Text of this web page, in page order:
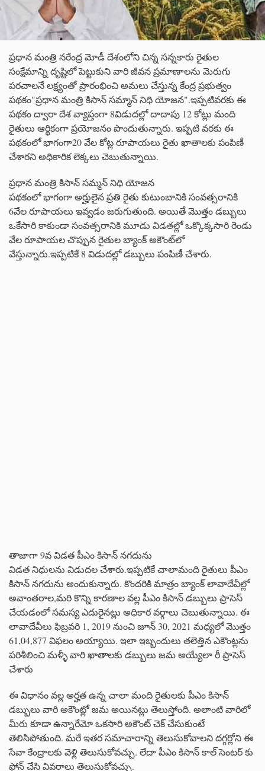
ప్రధాన మంత్రి నరేంద్ర మోడీ దేశంలోని చిన్న సన్నకారు రైతుల
సంక్షేమాన్ని దృష్టిలో పెట్టుకుని వారి జీవన ప్రమాణాలను మెరుగు
పరచాలనే లక్ష్యంతో ప్రారంభించి అమలు చేస్తున్న కేంద్ర ప్రభుత్వం
పథకం"ప్రధాన మంత్రి కిసాన్ సమ్మాన్ నిధి యోజన".ఇప్పటివరకు ఈ
పథకం ద్వారా దేశ వ్యాప్తంగా 8విడుదల్లో దాదాపు 12 కోట్లు మంది
రైతులు ఆర్థికంగా ప్రయోజనం పొందుతున్నారు. ఇప్పటి వరకు ఈ
పథకంలో భాగంగా20 వేల కోట్ల రూపాయలు రైతు ఖాతాలకు పంపిణీ
చేశారని అధికారిక లెక్కలు చెబుతున్నాయి.
ప్రధాన మంత్రి కిసాన్ సమ్మన్ నిధి యోజన
పథకంలో భాగంగా అర్హులైన ప్రతి రైతు కుటుంబానికి సంవత్సరానికి
6వేల రూపాయలు ఇవ్వడం జరుగుతుంది. అయితే మొత్తం డబ్బులు
ఒకేసారి కాకుండా సంవత్సరానికి మూడు విడతల్లో ఒక్కొక్కసారి రెండు
వేల రూపాయల చొప్పున రైతుల బ్యాంక్ అకౌంట్‏లో
వేస్తున్నారు.ఇప్పటికే 8 విడుదల్లో డబ్బులు పంపిణీ చేశారు.
తాజాగా 9వ విడత పీఎం కిసాన్ నగదును
విడత నిధులను విడుదల చేశారు.ఇప్పటికే చాలామంది రైతులు పీఎం
కిసాన్ నగదును అందుకున్నారు. కొందరికి మాత్రం బ్యాంక్ లావాదేవీల్లో
అవాంతరాల,మరి కొన్ని కారణాల వల్ల పీఎం కిసాన్ డబ్బులు ప్రాసెస్
చేయడంలో సమస్య ఎదురైనట్లు అధికార వర్గాలు చెబుతున్నాయి. ఈ
లావాదేవీలు ఫిబ్రవరి 1, 2019 నుంచి జూన్ 30, 2021 మధ్యలో మొత్తం
61,04,877 విఫలం అయ్యాయి. ఇలా ఇబ్బందులు తలెత్తిన ఎకౌంట్లను
పరిశీలించి మళ్ళీ వారి ఖాతాలకు డబ్బులు జమ అయ్యేలా రీ ప్రాసెస్
చేశారు
ఈ విధానం వల్ల అర్హత ఉన్న చాలా మంది రైతులకు పీఎం కిసాన్
డబ్బులు వారి అకౌంట్లో జమ అయినట్లు తెలుస్తోంది. అలాంటి వారిలో
మీరు కూడా ఉన్నారేమో ఒకసారి అకౌంట్ చెక్ చేసుకుంటే
తెలిసిపోతుంది. మరే ఇతర సమాచారాన్ని తెలుసుకోవాలని దగ్గర్లోని ఈ
సేవా కేంద్రాలకు వెళ్లి తెలుసుకోవచ్చు. లేదా పీఎం కిసాన్ కాల్ సెంటర్ కు
ఫోన్ చేసి వివరాలు తెలుసుకోవచ్చు.